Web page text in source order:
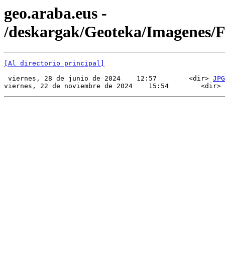
geo.araba.eus -
/deskargak/Geoteka/Imagenes/
[Al directorio principal]
viernes, 28 de junio de 2024    12:57        <dir> JPG
viernes, 22 de noviembre de 2024    15:54        <dir>